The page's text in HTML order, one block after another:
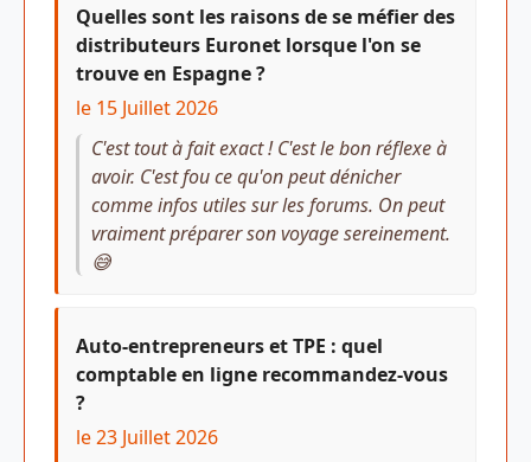
Quelles sont les raisons de se méfier des
distributeurs Euronet lorsque l'on se
trouve en Espagne ?
le 15 Juillet 2026
C'est tout à fait exact ! C'est le bon réflexe à
avoir. C'est fou ce qu'on peut dénicher
comme infos utiles sur les forums. On peut
vraiment préparer son voyage sereinement.
😅
Auto-entrepreneurs et TPE : quel
comptable en ligne recommandez-vous
?
le 23 Juillet 2026